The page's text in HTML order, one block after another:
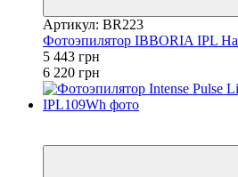
Артикул: BR223
Фотоэпилятор IBBORIA IPL
5 443 грн
6 220 грн